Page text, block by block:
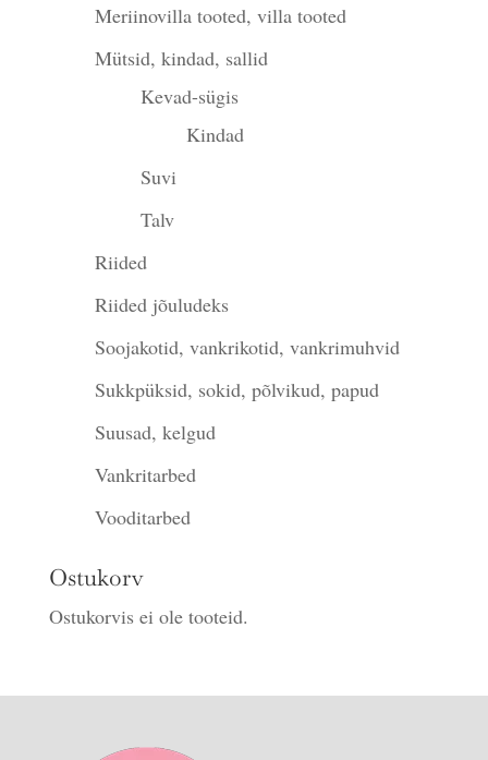
Meriinovilla tooted, villa tooted
Mütsid, kindad, sallid
Kevad-sügis
Kindad
Suvi
Talv
Riided
Riided jõuludeks
Soojakotid, vankrikotid, vankrimuhvid
Sukkpüksid, sokid, põlvikud, papud
Suusad, kelgud
Vankritarbed
Vooditarbed
Ostukorv
Ostukorvis ei ole tooteid.